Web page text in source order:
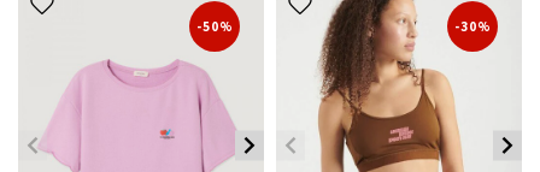
-50% -30%